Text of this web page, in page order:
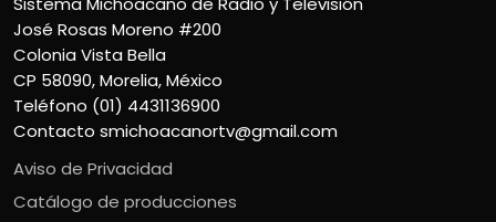
José Rosas Moreno #200
Colonia Vista Bella
CP 58090, Morelia, México
Teléfono (01) 4431136900
Contacto smichoacanortv@gmail.com
Aviso de Privacidad
Catálogo de producciones